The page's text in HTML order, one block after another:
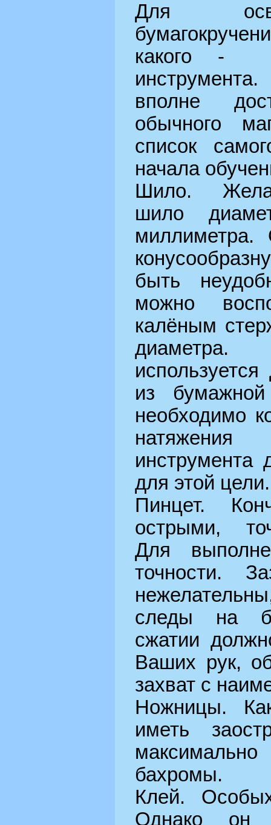
Для
какого -
вполне
обычного
список
начала
Шило.
шило
быть
можно
калёным
диаметра.
из
необходимо
инструмента
для этой цели.
Пинцет.
острыми,
Для
точности.
следы на
сжатии
Ваших рук,
захват с
Ножницы.
иметь
бахромы.
Клей.
Однако он